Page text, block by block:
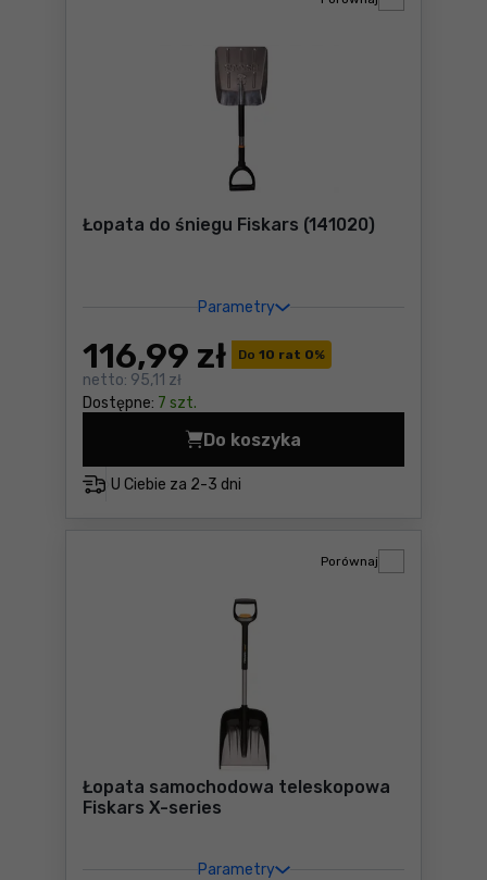
Łopata do śniegu Fiskars (141020)
Parametry
Do 10 rat 0%
116,99 zł
netto: 95,11 zł
Dostępne: 7 szt.
U Ciebie za 2-3 dni
Do koszyka
Łopata do śniegu Fiskars
Łopata samochodowa teleskopowa
Fiskars X-series
Parametry
Porównaj